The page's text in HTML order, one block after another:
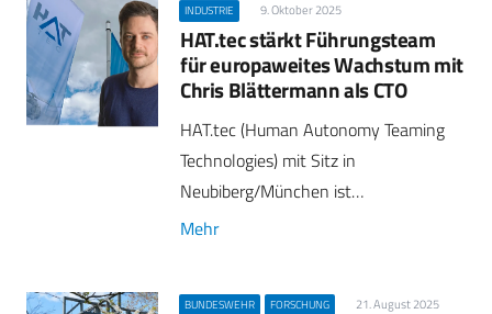
INDUSTRIE 9. Oktober 2025
HAT.tec stärkt Führungsteam
für europaweites Wachstum mit
Chris Blättermann als CTO
HAT.tec (Human Autonomy Teaming
Technologies) mit Sitz in
Neubiberg/München ist…
Mehr
BUNDESWEHR FORSCHUNG 21. August 2025